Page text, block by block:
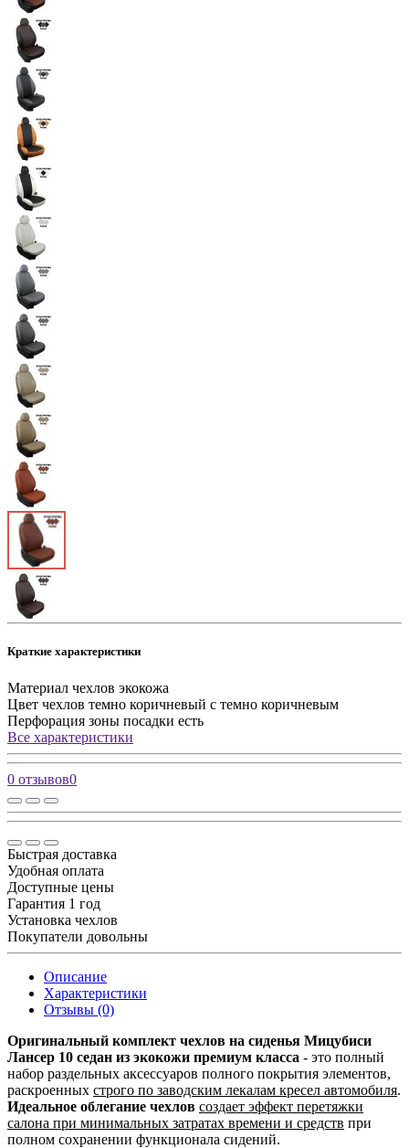
Краткие характеристики
Материал чехлов экокожа
Цвет чехлов темно коричневый с темно коричневым
Перфорация зоны посадки есть
Все характеристики
0 отзывов0
Быстрая доставка
Удобная оплата
Доступные цены
Гарантия 1 год
Установка чехлов
Покупатели довольны
Описание
Характеристики
Отзывы (0)
Оригинальный комплект чехлов на сиденья Мицубиси
Лансер 10 седан из экокожи премиум класса - это полный
набор раздельных аксессуаров полного покрытия элементов,
раскроенных строго по заводским лекалам кресел автомобиля.
Идеальное облегание чехлов создает эффект перетяжки
салона при минимальных затратах времени и средств при
полном сохранении функционала сидений.